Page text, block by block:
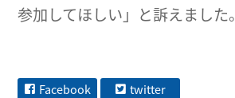
参加してほしい」と訴えました。
Facebook twitter